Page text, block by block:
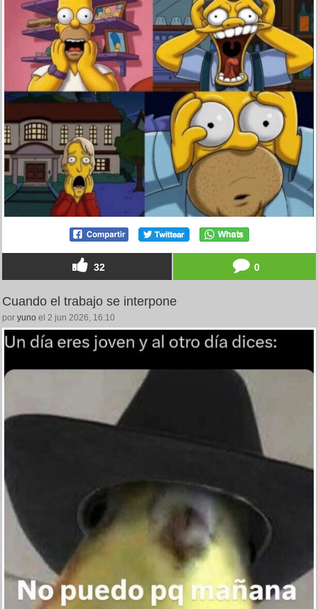
32 0
Cuando el trabajo se interpone
por yuno el 2 jun 2026, 16:10